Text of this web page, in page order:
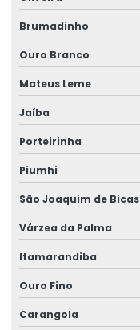
Brumadinho
Ouro Branco
Mateus Leme
Jaíba
Porteirinha
Piumhi
São Joaquim de Bicas
Várzea da Palma
Itamarandiba
Ouro Fino
Carangola